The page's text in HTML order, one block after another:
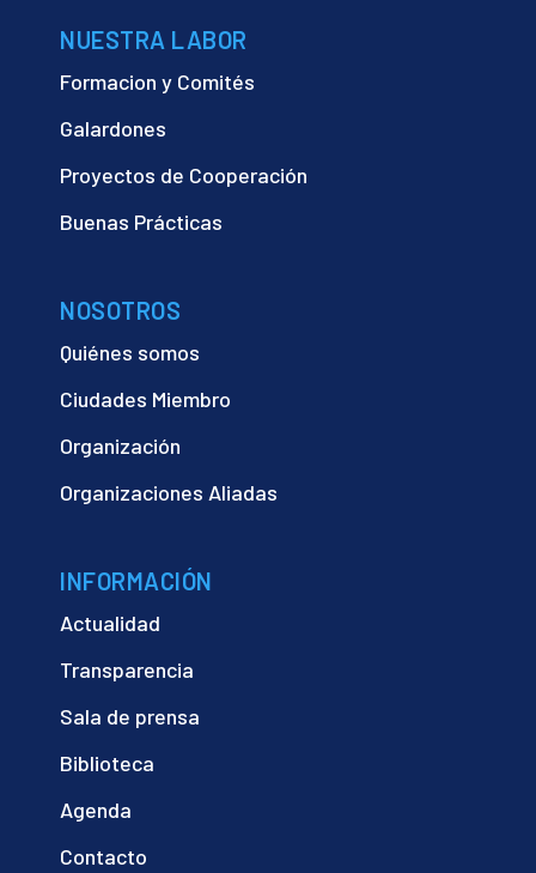
NUESTRA LABOR
Formacion y Comités
Galardones
Proyectos de Cooperación
Buenas Prácticas
NOSOTROS
Quiénes somos
Ciudades Miembro
Organización
Organizaciones Aliadas
INFORMACIÓN
Actualidad
Transparencia
Sala de prensa
Biblioteca
Agenda
Contacto